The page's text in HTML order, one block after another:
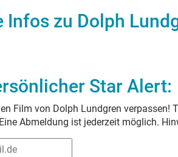
Infos zu Dolph
Star Alert:
Film von Dolph Lundgren verpassen!
Abmeldung ist jederzeit möglich.